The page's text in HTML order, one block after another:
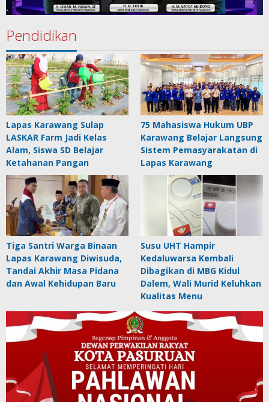
Pendidikan
Lapas Karawang Sulap
LASKAR Farm Jadi Kelas
Alam, Siswa SD Belajar
Ketahanan Pangan
75 Mahasiswa Hukum UBP
Karawang Belajar Langsung
Sistem Pemasyarakatan di
Lapas Karawang
Tiga Santri Warga Binaan
Lapas Karawang Diwisuda,
Tandai Akhir Masa Pidana
dan Awal Kehidupan Baru
Susu UHT Hampir
Kedaluwarsa Kembali
Dibagikan di MBG Kidul
Dalem, Wali Murid Keluhkan
Kualitas Menu